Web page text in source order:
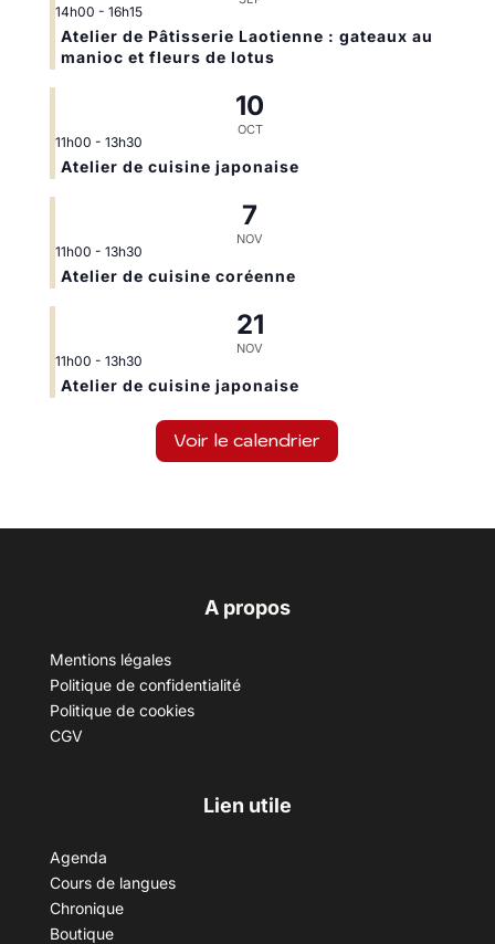
14h00 - 16h15
Atelier de Pâtisserie Laotienne : gateaux au
manioc et fleurs de lotus
10
OCT
11h00 - 13h30
Atelier de cuisine japonaise
7
NOV
11h00 - 13h30
Atelier de cuisine coréenne
21
NOV
11h00 - 13h30
Atelier de cuisine japonaise
Voir le calendrier
A propos
Mentions légales
Politique de confidentialité
Politique de cookies
CGV
Lien utile
Agenda
Cours de langues
Chronique
Boutique